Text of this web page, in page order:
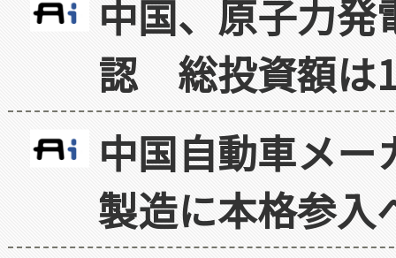
中国、原子力
認 総投資額は
中国自動車メ
製造に本格参入